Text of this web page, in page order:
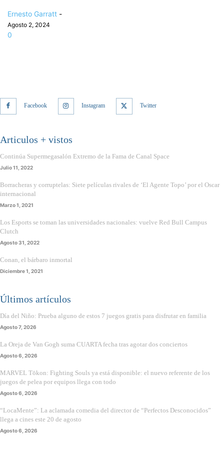
Ernesto Garratt -
Agosto 2, 2024
0
Facebook Instagram Twitter
Articulos + vistos
Continúa Supermegasalón Extremo de la Fama de Canal Space
Julio 11, 2022
Borracheras y corruptelas: Siete películas rivales de ‘El Agente Topo’ por el Oscar
internacional
Marzo 1, 2021
Los Esports se toman las universidades nacionales: vuelve Red Bull Campus
Clutch
Agosto 31, 2022
Conan, el bárbaro inmortal
Diciembre 1, 2021
Últimos artículos
Día del Niño: Prueba alguno de estos 7 juegos gratis para disfrutar en familia
Agosto 7, 2026
La Oreja de Van Gogh suma CUARTA fecha tras agotar dos conciertos
Agosto 6, 2026
MARVEL Tōkon: Fighting Souls ya está disponible: el nuevo referente de los
juegos de pelea por equipos llega con todo
Agosto 6, 2026
“LocaMente”: La aclamada comedia del director de “Perfectos Desconocidos”
llega a cines este 20 de agosto
Agosto 6, 2026